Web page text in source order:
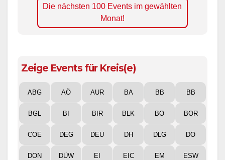
Die nächsten 100 Events im gewählten
Monat!
Zeige Events für Kreis(e)
ABG AÖ AUR BA BB BB
BGL BI BIR BLK BO BOR
COE DEG DEU DH DLG DO
DON DÜW EI EIC EM ESW